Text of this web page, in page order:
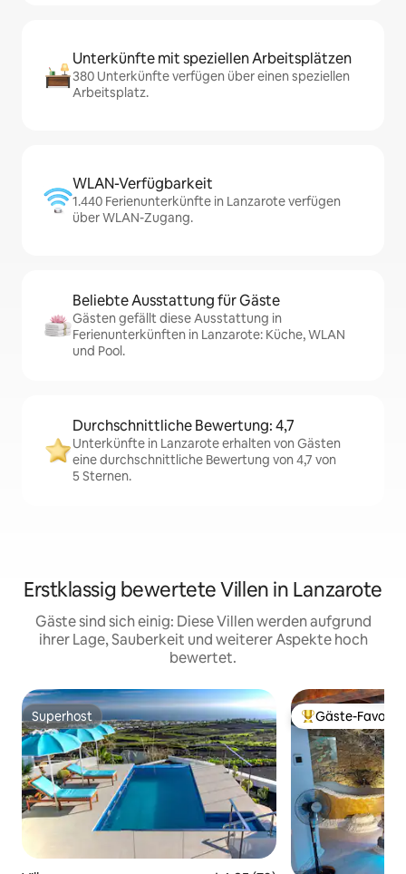
Unterkünfte mit speziellen Arbeitsplätzen
380 Unterkünfte verfügen über einen speziellen
Arbeitsplatz.
WLAN-Verfügbarkeit
1.440 Ferienunterkünfte in Lanzarote verfügen
über WLAN-Zugang.
Beliebte Ausstattung für Gäste
Gästen gefällt diese Ausstattung in
Ferienunterkünften in Lanzarote: Küche, WLAN
und Pool.
Durchschnittliche Bewertung: 4,7
Unterkünfte in Lanzarote erhalten von Gästen
eine durchschnittliche Bewertung von 4,7 von
5 Sternen.
Erstklassig bewertete Villen in Lanzarote
Gäste sind sich einig: Diese Villen werden aufgrund
ihrer Lage, Sauberkeit und weiterer Aspekte hoch
bewertet.
Superhost
Superhost Beliebter Gäste-
Gäste-Favorit